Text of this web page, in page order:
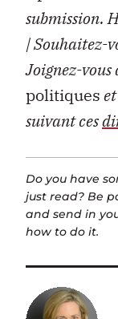
submission.
| Souhaitez-
Joignez-vous
politiques
suivant ces
Do you have
just read? Be
and send in
how to do it.